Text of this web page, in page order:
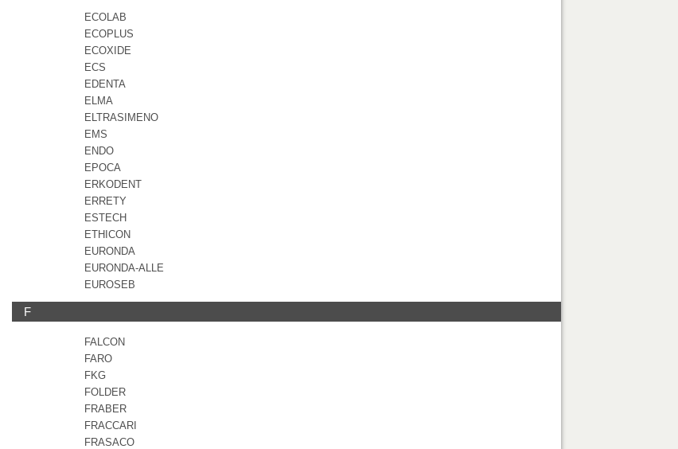
ECOLAB
ECOPLUS
ECOXIDE
ECS
EDENTA
ELMA
ELTRASIMENO
EMS
ENDO
EPOCA
ERKODENT
ERRETY
ESTECH
ETHICON
EURONDA
EURONDA-ALLE
EUROSEB
F
FALCON
FARO
FKG
FOLDER
FRABER
FRACCARI
FRASACO